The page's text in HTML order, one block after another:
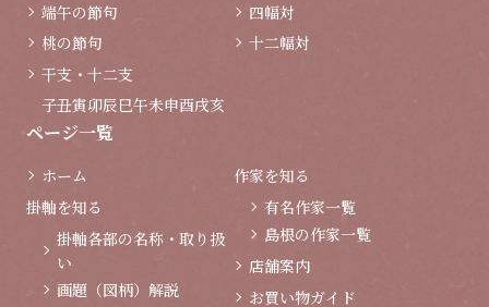
端午の節句
桃の節句
干支・十二支
子丑寅卯辰巳午未申酉戌亥
四幅対
十二幅対
ページ一覧
ホーム
掛軸を知る
掛軸各部の名称・取り扱
い
画題（図柄）解説
作家を知る
有名作家一覧
島根の作家一覧
店舗案内
お買い物ガイド